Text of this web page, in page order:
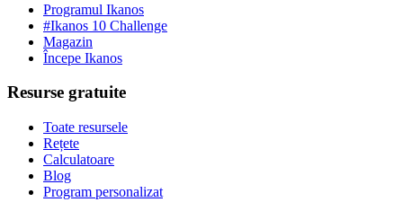
Programul Ikanos
#Ikanos 10 Challenge
Magazin
Începe Ikanos
Resurse gratuite
Toate resursele
Rețete
Calculatoare
Blog
Program personalizat